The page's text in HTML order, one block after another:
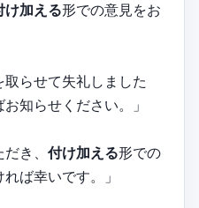
け加える形での意見をお
らせて失礼しました
知らせください。」
き、 付け加える形での
ば幸いです。」